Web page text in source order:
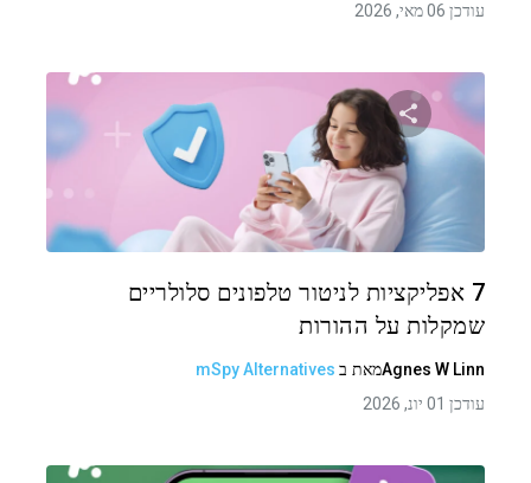
עודכן 06 מאי, 2026
שתף מאמר זה
7 אפליקציות לניטור טלפונים סלולריים
שמקלות על ההורות
Agnes W Linnמאת ב mSpy Alternatives
עודכן 01 יונ, 2026